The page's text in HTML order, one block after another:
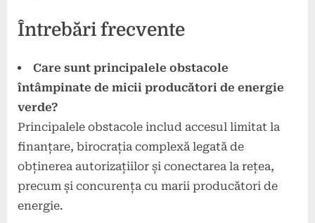
Întrebări frecvente
Care sunt principalele obstacole
întâmpinate de micii producători de energie
verde?
Principalele obstacole includ accesul limitat la
finanțare, birocrația complexă legată de
obținerea autorizațiilor și conectarea la rețea,
precum și concurența cu marii producători de
energie.